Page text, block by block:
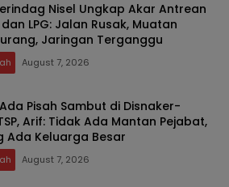
Nisel Ungkap Akar Antrean
dan LPG: Jalan Rusak, Muatan
Jaringan Terganggu
August 7, 2026
Pisah Sambut di Disnaker-
Arif: Tidak Ada Mantan Pejabat,
Ada Keluarga Besar
August 7, 2026